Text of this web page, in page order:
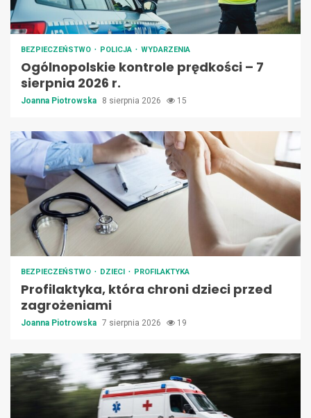
BEZPIECZEŃSTWO POLICJA WYDARZENIA
Ogólnopolskie kontrole prędkości – 7
sierpnia 2026 r.
Joanna Piotrowska 8 sierpnia 2026 15
BEZPIECZEŃSTWO DZIECI PROFILAKTYKA
Profilaktyka, która chroni dzieci przed
zagrożeniami
Joanna Piotrowska 7 sierpnia 2026 19